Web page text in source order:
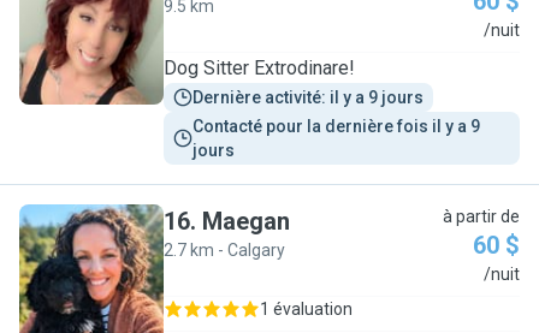
H
9.5 km
/nuit
Dog Sitter Extrodinare!
Dernière activité: il y a 9 jours
Contacté pour la dernière fois il y a 9
jours
M
16. Maegan
2.7 km - Calgary
à partir de
60 $
/nuit
1 évaluation